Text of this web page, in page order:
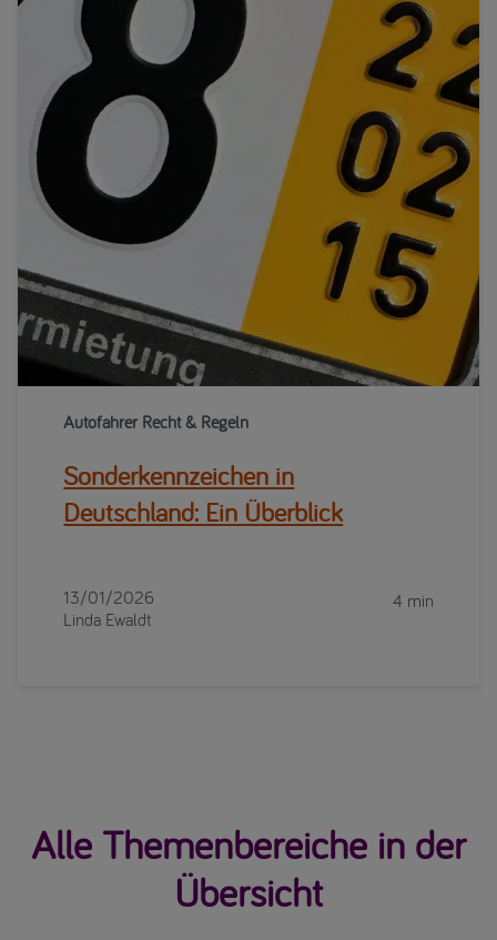
Autofahrer Recht & Regeln
Sonderkennzeichen in
Deutschland: Ein Überblick
13/01/2026
Linda Ewaldt
4 min
Alle Themenbereiche in der
Übersicht